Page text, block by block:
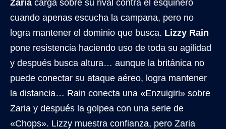
Zaria carga sobre su rival contra el esquinero
cuando apenas escucha la campana, pero no
logra mantener el dominio que busca. Lizzy Rain
pone resistencia haciendo uso de toda su agilidad
y después busca altura… aunque la británica no
puede conectar su ataque aéreo, logra mantener
la distancia… Rain conecta una «Enzuigiri» sobre
Zaria y después la golpea con una serie de
«Chops». Lizzy muestra confianza, pero Zaria